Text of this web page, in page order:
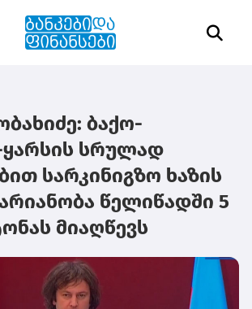
ბაქო-
სრულად
სარკინიგზო ხაზის
წელიწადში 5
მიაღწევს